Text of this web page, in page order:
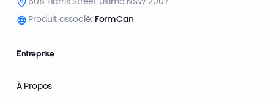
Produit associé: FormCan
Entreprise
À Propos